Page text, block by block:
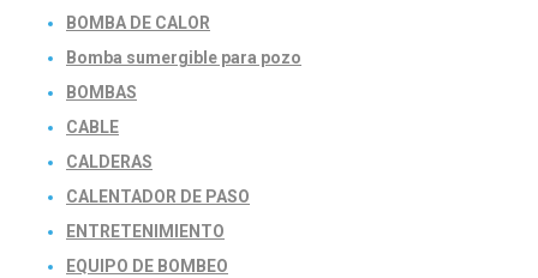
BOMBA DE CALOR
Bomba sumergible para pozo
BOMBAS
CABLE
CALDERAS
CALENTADOR DE PASO
ENTRETENIMIENTO
EQUIPO DE BOMBEO